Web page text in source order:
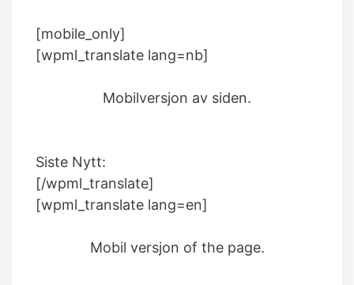
[mobile_only]
[wpml_translate lang=nb]
Mobilversjon av siden.
Siste Nytt:
[/wpml_translate]
[wpml_translate lang=en]
Mobil versjon of the page.